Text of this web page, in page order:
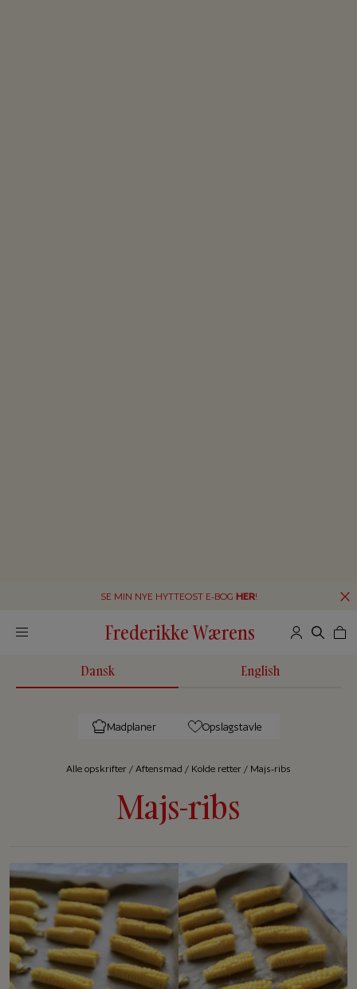
SE MIN NYE HYTTEOST E-BOG HER!
Frederikke Wærens
Dansk English
Madplaner Opslagstavle
Alle op­skrif­ter / Aftensmad / Kolde retter / Majs-ribs
Majs-ribs